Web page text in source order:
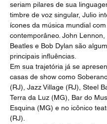
seriam pilares de sua
timbre de voz singular, Julio
ícones da música mundial
contemporâneo. John Lennon,
Beatles e Bob Dylan são
principais influências.
Em sua trajetória já se
casas de show como
(RJ), Jazz Village (RJ), Steel
Terra da Luz (MG), Bar do
Esquina (MG) e no icônico
(RJ).